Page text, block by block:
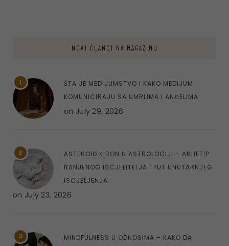
NOVI ČLANCI NA MAGAZINU
1
ŠTA JE MEDIJUMSTVO I KAKO MEDIJUMI
KOMUNICIRAJU SA UMRLIMA I ANĐELIMA
on July 29, 2026
2
ASTEROID KIRON U ASTROLOGIJI – ARHETIP
RANJENOG ISCJELITELJA I PUT UNUTARNJEG
ISCJELJENJA
on July 23, 2026
3
MINDFULNESS U ODNOSIMA – KAKO DA